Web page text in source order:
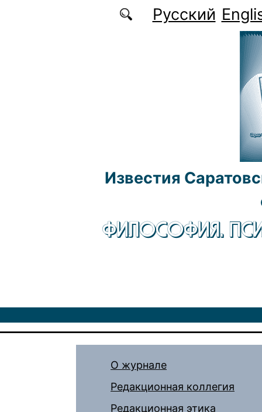
Перейти к основному содержаниюРусский
Известия
ФИЛОСОФИЯ.
О журнале
Редакционная коллегия
Редакционная этика